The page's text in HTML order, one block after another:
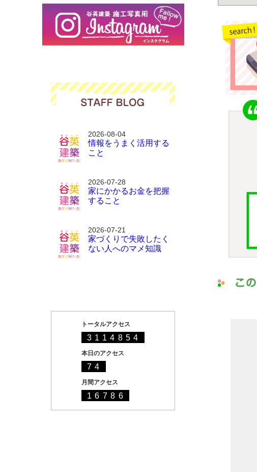
2026-08-04
情報をうまく活用する
こと
2026-07-28
家にかかるお金を把握
すること
2026-07-21
家づくりで失敗したく
ない人へのマメ知識
トータルアクセス
3114854
本日のアクセス
74
月間アクセス
16786